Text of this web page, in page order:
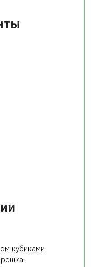
кубиками